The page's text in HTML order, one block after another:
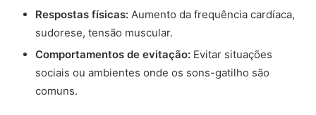
Respostas físicas: Aumento da frequência cardíaca,
sudorese, tensão muscular.
Comportamentos de evitação: Evitar situações
sociais ou ambientes onde os sons-gatilho são
comuns.